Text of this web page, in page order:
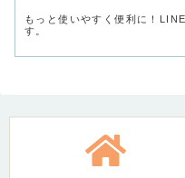
もっと使いやすく便利に！
す。